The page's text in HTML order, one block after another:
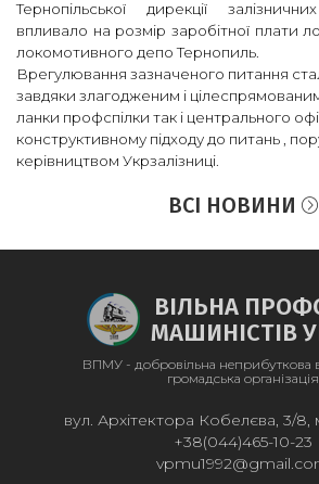
Тернопільської дирекції
впливало на розмір заробітної плати
локомотивного депо Тернопиль.
Врегулювання зазначеного питання
завдяки злагодженим і
ланки профспілки так і центрального
конструктивному підходу до питань ,
керівництвом Укрзалізниці.
ВСІ НОВИНИ
ВІЛЬНА
МАШИНІСТІВ
ВПМУ - добровільна неприбуткова
громадська організація
вул. Архітектора Кобелєва, 3/8,
+38(044)465-10-23